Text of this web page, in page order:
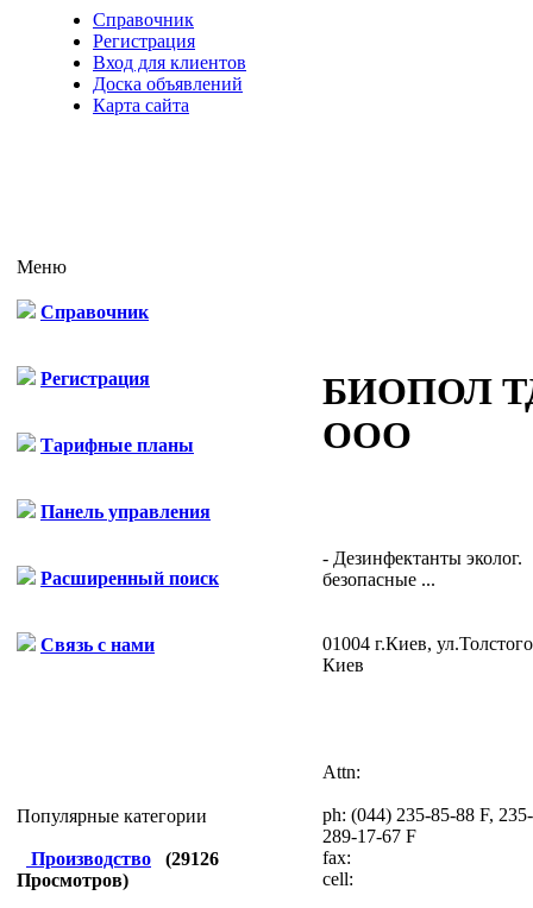
Справочник
Регистрация
Вход для клиентов
Доска объявлений
Карта сайта
Меню
Справочник
Регистрация
Тарифные планы
Панель управления
Расширенный поиск
Связь с нами
Популярные категории
Производство (29126
Просмотров)
БИОПОЛ
ООО
- Дезинфектанты эколог.
безопасные ...
01004 г.Киев,
Киев
Attn:
ph: (044) 235-85-88 F,
289-17-67 F
fax:
cell: